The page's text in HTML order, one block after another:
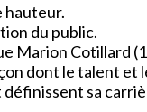
hauteur.
du public.
Marion Cotillard
dont le talent et
sa